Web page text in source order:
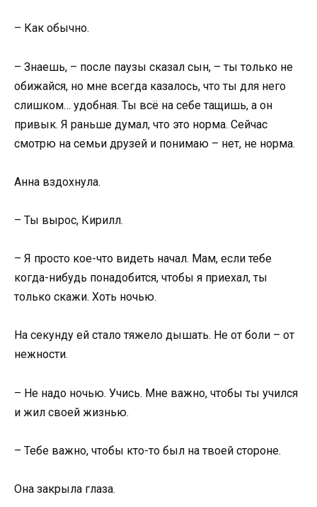
– Как обычно.
– Знаешь, – после паузы сказал сын, – ты только не
обижайся, но мне всегда казалось, что ты для него
слишком… удобная. Ты всё на себе тащишь, а он
привык. Я раньше думал, что это норма. Сейчас
смотрю на семьи друзей и понимаю – нет, не норма.
Анна вздохнула.
– Ты вырос, Кирилл.
– Я просто кое-что видеть начал. Мам, если тебе
когда-нибудь понадобится, чтобы я приехал, ты
только скажи. Хоть ночью.
На секунду ей стало тяжело дышать. Не от боли – от
нежности.
– Не надо ночью. Учись. Мне важно, чтобы ты учился
и жил своей жизнью.
– Тебе важно, чтобы кто-то был на твоей стороне.
Она закрыла глаза.